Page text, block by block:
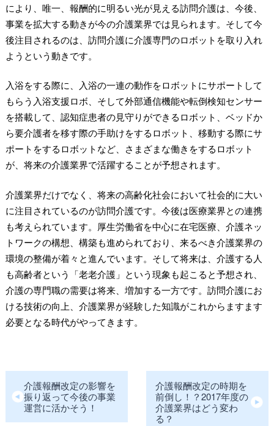
により、唯一、報酬的に明るい光が見える訪問介護は、今後、
事業を拡大する動きが今の介護業界では見られます。そして今
後注目されるのは、訪問介護に介護専門のロボットを取り入れ
ようという動きです。
入浴をする際に、入浴の一連の動作をロボットにサポートして
もらう入浴支援ロボ、そして外部通信機能や転倒検知センサー
を搭載して、認知症患者の見守りができるロボット、ベッドか
ら要介護者を移す際の手助けをするロボット、移動する際にサ
ポートをするロボットなど、さまざまな働きをするロボット
が、将来の介護業界で活躍することが予想されます。
介護業界だけでなく、将来の高齢化社会において社会的に大い
に注目されているのが訪問介護です。今後は医療業界との連携
も考えられています。厚生労働省を中心に在宅医療、介護ネッ
トワークの構想、構築も進められており、来るべき介護業界の
環境の整備が着々と進んでいます。そして将来は、介護する人
も高齢者という「老老介護」という現象も起こると予想され、
介護の専門職の需要は将来、増加する一方です。訪問介護にお
ける技術の向上、介護業界が経験した知識がこれからますます
必要となる時代がやってきます。
介護報酬改定の影響を
振り返って今後の事業
運営に活かそう！
介護報酬改定の時期を
前倒し！？2017年度の
介護業界はどう変わ
る？